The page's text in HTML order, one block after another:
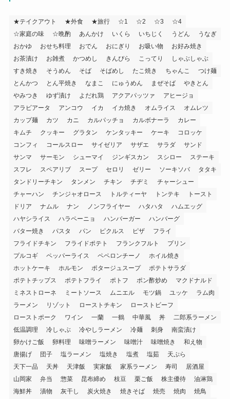
★テイクアウト ★外食 ★旅行 ☆1 ☆2 ☆3
☆4
☆家庭の味
☆晩酌 あんかけ いくら いちじく うどん
うなぎ
おかゆ
おせち料理 おでん おにぎり お吸い物
お好み焼き
お茶漬け
お雑煮 かつめし きんぴら こってり
しゃぶしゃぶ
すき焼き
そうめん そば そばめし たこ焼き ちゃんこ
つけ麺
とんかつ
とん平焼き なまこ にゅうめん まぜそば
やきとん
やみつき
ゆず漬け よだれ鶏 アクアパッツァ
アヒージョ
アラビアータ
アンコウ イカ イカ焼き オムライス
オムレツ
カップ麺
カツ カニ カルパッチョ カルボナーラ
カレー
キムチ
クッキー グラタン ケンタッキー ケーキ
コロッケ
コンフィ
コールスロー サイゼリア サザエ サラダ
サンド
サンマ
サーモン シューマイ ジンギスカン スシロー
ステーキ
スフレ
スペアリブ スープ セロリ ゼリー ソーキソバ
タタキ
タンドリーチキン
タンメン チキン チヂミ
チャーシュー
チャーハン
チンジャオロース トルティーヤ トンテキ
トースト
ドリア
ナムル ナン ノンフライヤー ハタハタ
ハムエッグ
ハヤシライス
ハラペーニョ ハンバーガー
ハンバーグ
バター焼き
パスタ パン ピクルス ピザ
フライ
フライドチキン
フライドポテト フランクフルト
プリン
プルコギ
ペッパーライス ペペロンチーノ
ホイル焼き
ホットケーキ
ホルモン ポタージュスープ
ポテトサラダ
ポテトチップス
ポテトフライ ポトフ ポン酢炒め
マクドナルド
ミネストローネ
ミートソース ムニエル モツ鍋 ユッケ
ラム肉
ラーメン
リゾット ローストチキン
ローストビーフ
ローストポーク
ワイン 一蘭 一鶴 中華風 丼
二郎系ラーメン
低温調理
冷しゃぶ 冷やしラーメン 冷麺 刺身
南蛮漬け
卵かけご飯
卵料理 味噌ラーメン 味噌汁 味噌焼き
和え物
唐揚げ
団子 塩ラーメン 塩焼き 塩煮 塩茹
天ぷら
天下一品
天丼 天津飯 実家飯 家系ラーメン 寿司
居酒屋
山岡家
弁当 惣菜 昆布締め 枝豆 栗ご飯 株主優待
油淋鶏
海鮮丼
漬物 灰干し 炭火焼き 焼きそば 焼売 焼肉
焼鳥